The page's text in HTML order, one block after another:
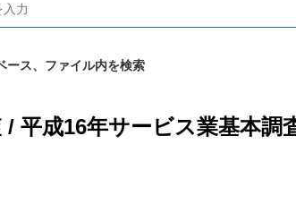
ース、ファイル内を検索
平成16年サービス業基本調